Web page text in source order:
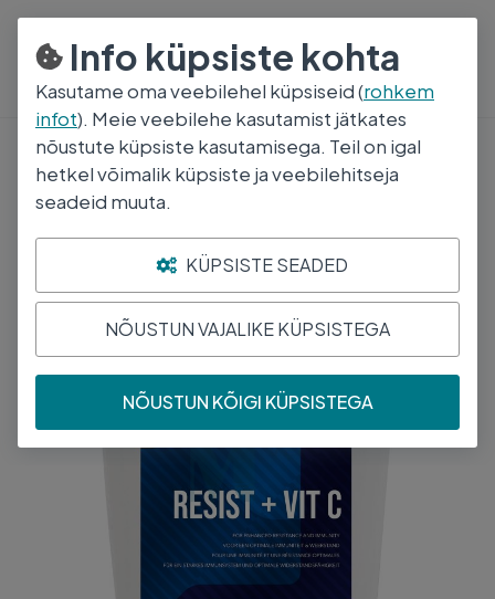
E-R 8:30-17:00
Vitamiinid ja mineraalid
CAVALOR HOBUSE TÄIENDSÖÖT
Info küpsiste kohta
Kasutame oma veebilehel küpsiseid (rohkem
infot). Meie veebilehe kasutamist jätkates
nõustute küpsiste kasutamisega. Teil on igal
hetkel võimalik küpsiste ja veebilehitseja
seadeid muuta.
KÜPSISTE SEADED
NÕUSTUN VAJALIKE KÜPSISTEGA
NÕUSTUN KÕIGI KÜPSISTEGA